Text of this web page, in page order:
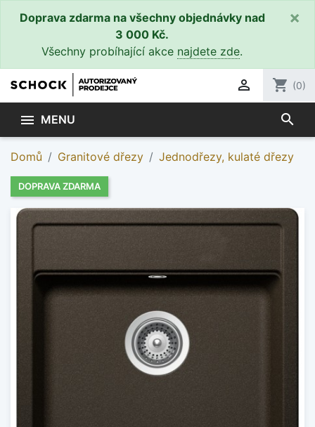
Doprava zdarma na všechny objednávky nad
3 000 Kč.
Všechny probíhající akce najdete zde.
×
 shopping_cart (0)
 MENU search
Domů Granitové dřezy Jednodřezy, kulaté dřezy
DOPRAVA ZDARMA